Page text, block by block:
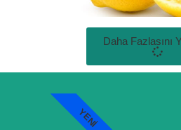
Daha Fazlasını
YENI